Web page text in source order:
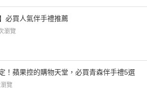
】必買人氣伴手禮推薦
瀏覽
！蘋果控的購物天堂，必買青森伴手禮5選
覽